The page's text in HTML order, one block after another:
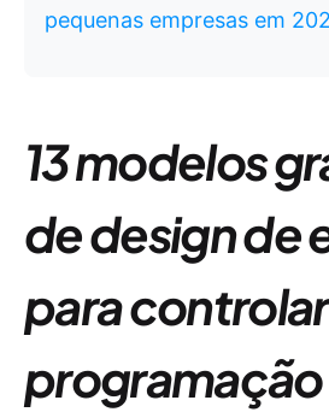
pequenas empresas em
13 modelos
de design de
para
programação